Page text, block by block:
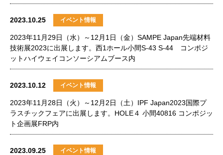
2023.10.25 イベント情報
2023年11月29日（水）～12月1日（金）SAMPE Japan先端材料
技術展2023に出展します。西1ホール小間S-43 S-44 コンポジ
ットハイウェイコンソーシアムブース内
2023.10.12 イベント情報
2023年11月28日（火）～12月2日（土）IPF Japan2023国際プ
ラスチックフェアに出展します。HOLE４ 小間40816 コンポジッ
ト企画展FRP内
2023.09.25 イベント情報